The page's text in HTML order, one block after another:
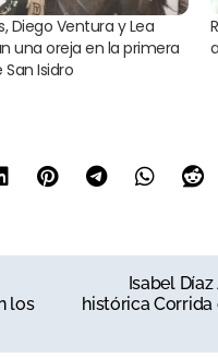
Diego Ventura y Lea
una oreja en la primera
Isidro
los
Isabel
histórica Corrida